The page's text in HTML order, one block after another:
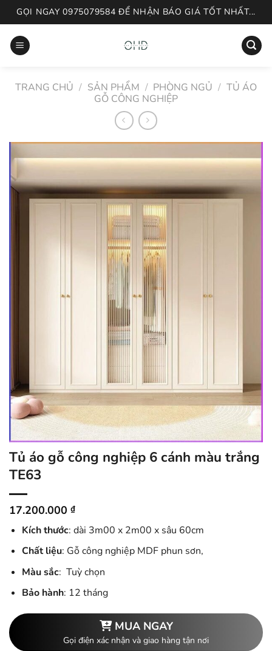
Skip
to
content
GỌI NGAY 0975079584 ĐỂ NHẬN BÁO GIÁ TỐT NHẤT...
TRANG CHỦ / SẢN PHẨM / PHÒNG NGỦ / TỦ ÁO
GỖ CÔNG NGHIỆP
Tủ áo gỗ công nghiệp 6 cánh màu trắng
TE63
17.200.000 ₫
Kích thước: dài 3m00 x 2m00 x sâu 60cm
Chất liệu: Gỗ công nghiệp MDF phun sơn,
Màu sắc: Tuỳ chọn
Bảo hành: 12 tháng
MUA NGAY
Gọi điện xác nhận và giao hàng tận nơi